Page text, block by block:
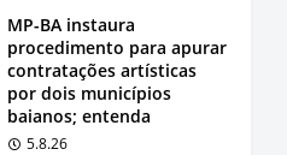
MP-BA instaura
procedimento para apurar
contratações artísticas
por dois municípios
baianos; entenda
5.8.26